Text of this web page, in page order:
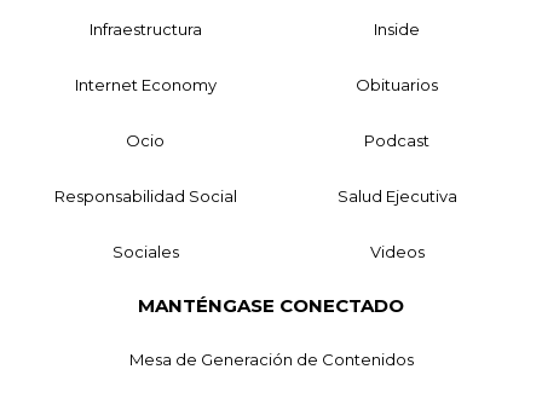
Infraestructura Inside
Internet Economy Obituarios
Ocio Podcast
Responsabilidad Social Salud Ejecutiva
Sociales Videos
MANTÉNGASE CONECTADO
Mesa de Generación de Contenidos